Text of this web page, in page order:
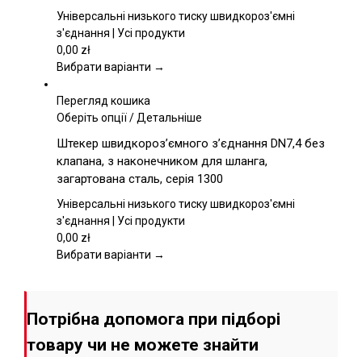
Параметри
можна
на
товару
Універсальні низького тиску швидкороз'ємні
з'єднання | Усі продукти
0,00 zł
Вибрати варіанти →
Перегляд кошика
Оберіть опціїЦей
має
кілька
варіантів.
Параметри
можна
на
/Детальніше
Штекер швидкороз’ємного з’єднання DN7,4 без
клапана, з наконечником для шланга,
загартована сталь, серія 1300
Універсальні низького тиску швидкороз'ємні
з'єднання | Усі продукти
0,00 zł
Вибрати варіанти →
Потрібна допомога при підборі
товару чи не можете знайти